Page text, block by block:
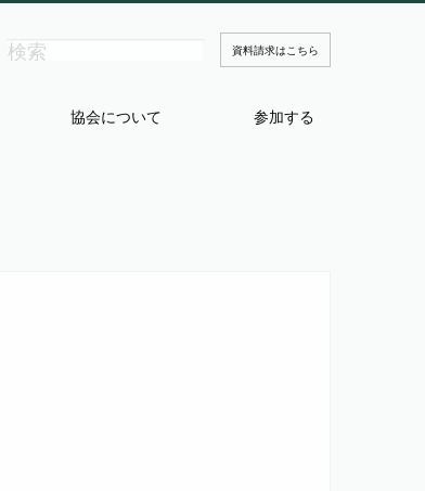
資料請求はこちら
協会について 参加する